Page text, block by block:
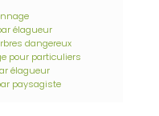
élagueur
dangereux
pour particuliers
élagueur
paysagiste